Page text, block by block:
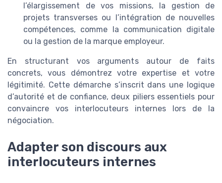
l’élargissement de vos missions, la gestion de
projets transverses ou l’intégration de nouvelles
compétences, comme la communication digitale
ou la gestion de la marque employeur.
En structurant vos arguments autour de faits
concrets, vous démontrez votre expertise et votre
légitimité. Cette démarche s’inscrit dans une logique
d’autorité et de confiance, deux piliers essentiels pour
convaincre vos interlocuteurs internes lors de la
négociation.
Adapter son discours aux
interlocuteurs internes